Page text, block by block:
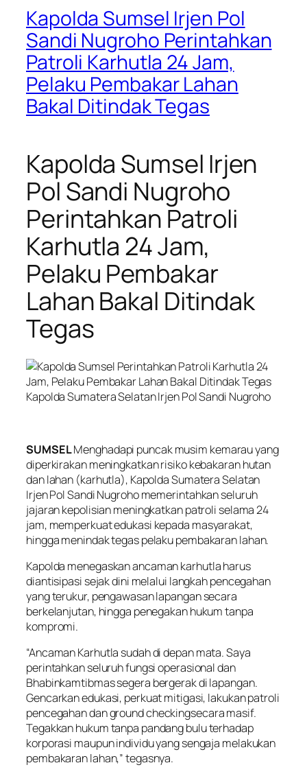
Kapolda Sumsel Irjen Pol
Sandi Nugroho Perintahkan
Patroli Karhutla 24 Jam,
Pelaku Pembakar Lahan
Bakal Ditindak Tegas
Kapolda Sumsel Irjen
Pol Sandi Nugroho
Perintahkan Patroli
Karhutla 24 Jam,
Pelaku Pembakar
Lahan Bakal Ditindak
Tegas
Kapolda Sumatera Selatan Irjen Pol Sandi Nugroho
SUMSELMenghadapi puncak musim kemarau yang
diperkirakan meningkatkan risiko kebakaran hutan
dan lahan (karhutla), Kapolda Sumatera Selatan
Irjen Pol Sandi Nugroho memerintahkan seluruh
jajaran kepolisian meningkatkan patroli selama 24
jam, memperkuat edukasi kepada masyarakat,
hingga menindak tegas pelaku pembakaran lahan.
Kapolda menegaskan ancaman karhutla harus
diantisipasi sejak dini melalui langkah pencegahan
yang terukur, pengawasan lapangan secara
berkelanjutan, hingga penegakan hukum tanpa
kompromi.
“Ancaman Karhutla sudah di depan mata. Saya
perintahkan seluruh fungsi operasional dan
Bhabinkamtibmas segera bergerak di lapangan.
Gencarkan edukasi, perkuat mitigasi, lakukan patroli
pencegahan danground checkingsecara masif.
Tegakkan hukum tanpa pandang bulu terhadap
korporasi maupun individu yang sengaja melakukan
pembakaran lahan,” tegasnya.